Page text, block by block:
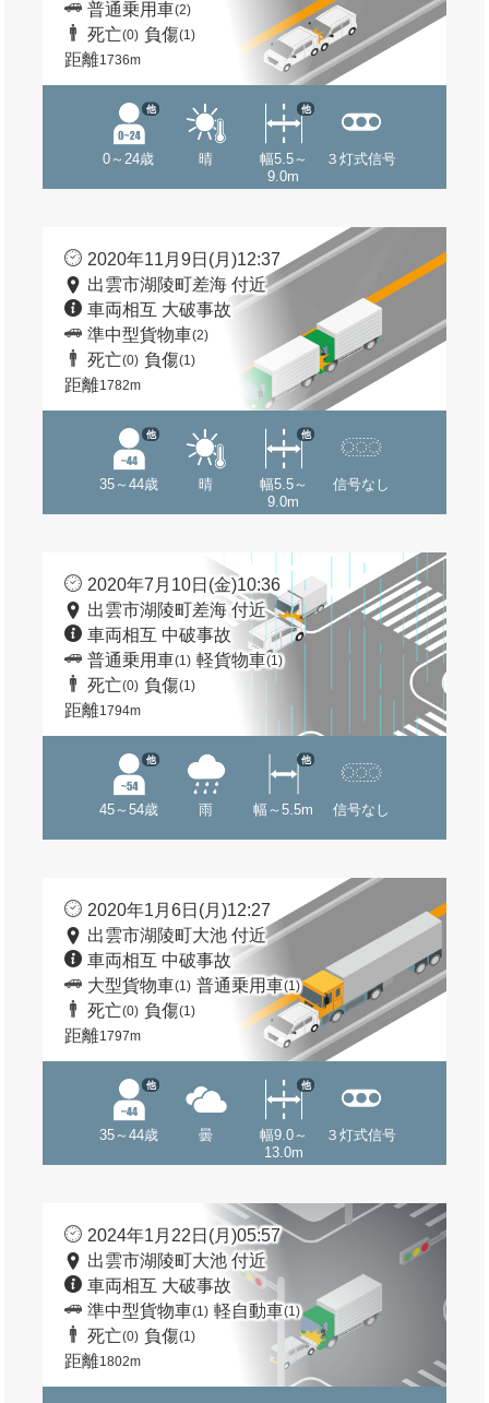
普通乗用車(2)
死亡(0) 負傷(1)
距離1736m
0～24歳
他
晴
幅5.5～
9.0m
他
３灯式信号
2020年11月9日(月)12:37
出雲市湖陵町差海 付近
車両相互 大破事故
準中型貨物車(2)
死亡(0) 負傷(1)
距離1782m
35～44歳
他
晴
幅5.5～
9.0m
他
信号なし
2020年7月10日(金)10:36
出雲市湖陵町差海 付近
車両相互 中破事故
普通乗用車(1) 軽貨物車(1)
死亡(0) 負傷(1)
距離1794m
45～54歳
他
雨 幅～5.5m
他
信号なし
2020年1月6日(月)12:27
出雲市湖陵町大池 付近
車両相互 中破事故
大型貨物車(1) 普通乗用車(1)
死亡(0) 負傷(1)
距離1797m
35～44歳
他
曇
幅9.0～
13.0m
他
３灯式信号
2024年1月22日(月)05:57
出雲市湖陵町大池 付近
車両相互 大破事故
準中型貨物車(1) 軽自動車(1)
死亡(0) 負傷(1)
距離1802m